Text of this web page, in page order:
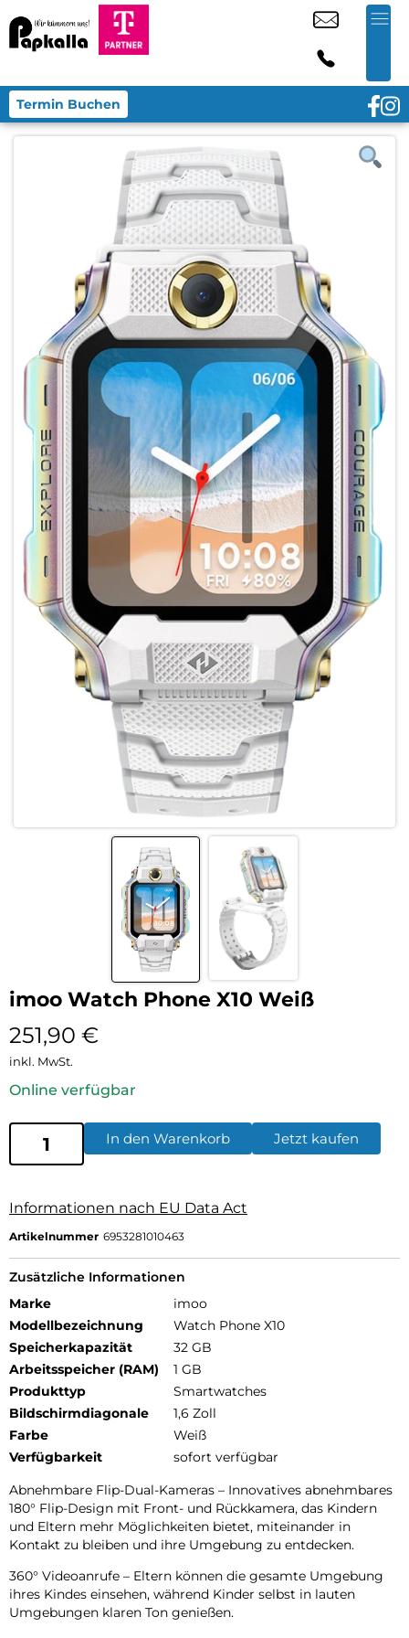
Termin Buchen
imoo Watch Phone X10 Weiß
251,90 €
inkl. MwSt.
Online verfügbar
In den Warenkorb Jetzt kaufen
Informationen nach EU Data Act
Artikelnummer 6953281010463
Zusätzliche Informationen
Marke
imoo
Modellbezeichnung
Watch Phone X10
Speicherkapazität
32 GB
Arbeitsspeicher (RAM)
1 GB
Produkttyp
Smartwatches
Bildschirmdiagonale
1,6 Zoll
Farbe
Weiß
Verfügbarkeit
sofort verfügbar
Abnehmbare Flip-Dual-Kameras – Innovatives abnehmbares
180° Flip-Design mit Front- und Rückkamera, das Kindern
und Eltern mehr Möglichkeiten bietet, miteinander in
Kontakt zu bleiben und ihre Umgebung zu entdecken.
360° Videoanrufe – Eltern können die gesamte Umgebung
ihres Kindes einsehen, während Kinder selbst in lauten
Umgebungen klaren Ton genießen.